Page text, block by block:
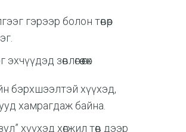
гэрээр болон төвөөр
зөвлөгөө өгөх
бэрхшээлтэй хүүхэд,
хамрагдаж байна.
хүүхэд хөгжил төв дээр